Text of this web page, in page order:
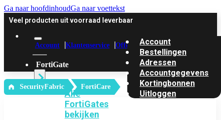
Ga naar hoofdinhoudGa naar voettekst
Veel producten uit voorraad leverbaar
Account Klantenservice Offerte
FortiGate
Alle
FortiGates
bekijken
Account
Bestellingen
Adressen
Accountgegevens
Kortingbonnen
Uitloggen
‎ SecurityFabric FortiCare